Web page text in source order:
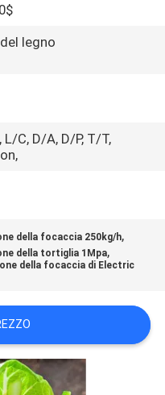
legno
C, D/A, D/P, T/T,
della focaccia 250kg/h,
della tortiglia 1Mpa,
della focaccia di Electric